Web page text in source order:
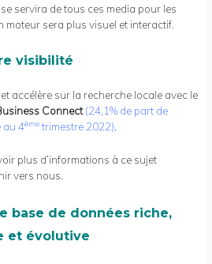
servira de tous ces media pour les
moteur sera plus visuel et interactif.
visibilité
accélère sur la recherche locale avec le
Connect (24,1% de part de
au 4ème trimestre 2022)
plus d’informations à ce sujet
vers nous.
base de données riche,
et évolutive